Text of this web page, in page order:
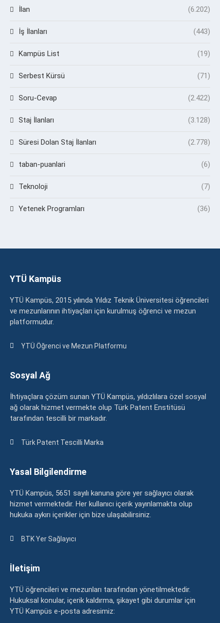
İlan (6.202)
İş İlanları (443)
Kampüs List (19)
Serbest Kürsü (71)
Soru-Cevap (2.422)
Staj İlanları (3.128)
Süresi Dolan Staj İlanları (2.778)
taban-puanlari (6)
Teknoloji (7)
Yetenek Programları (36)
YTÜ Kampüs
YTÜ Kampüs, 2015 yılında Yıldız Teknik Üniversitesi öğrencileri
ve mezunlarının ihtiyaçları için kurulmuş öğrenci ve mezun
platformudur.
YTÜ Öğrenci ve Mezun Platformu
Sosyal Ağ
İhtiyaçlara çözüm sunan YTÜ Kampüs, yıldızlılara özel sosyal
ağ olarak hizmet vermekte olup Türk Patent Enstitüsü
tarafından tescilli bir markadır.
Türk Patent Tescilli Marka
Yasal Bilgilendirme
YTÜ Kampüs, 5651 sayılı kanuna göre yer sağlayıcı olarak
hizmet vermektedir. Her kullanıcı içerik yayınlamakta olup
hukuka aykırı içerikler için bize ulaşabilirsiniz.
BTK Yer Sağlayıcı
İletişim
YTÜ öğrencileri ve mezunları tarafından yönetilmektedir.
Hukuksal konular, içerik kaldırma, şikayet gibi durumlar için
YTÜ Kampüs e-posta adresimiz: